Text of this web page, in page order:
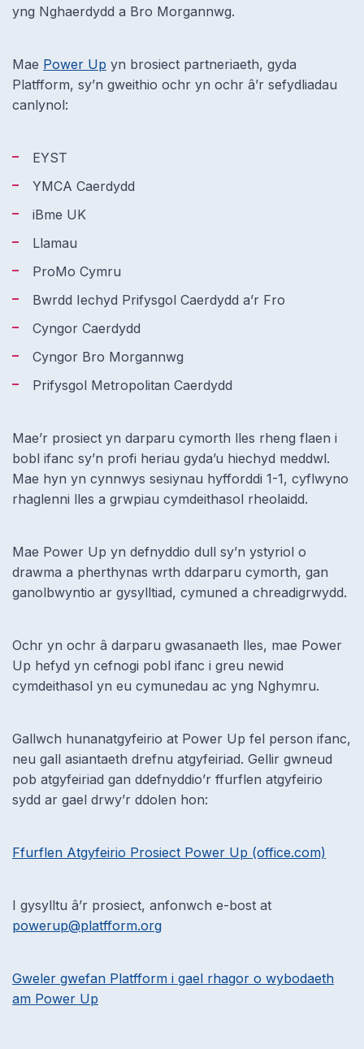
yng Nghaerdydd a Bro Morgannwg.
Mae Power Up yn brosiect partneriaeth, gyda
Platfform, sy’n gweithio ochr yn ochr â’r sefydliadau
canlynol:
EYST
YMCA Caerdydd
iBme UK
Llamau
ProMo Cymru
Bwrdd Iechyd Prifysgol Caerdydd a’r Fro
Cyngor Caerdydd
Cyngor Bro Morgannwg
Prifysgol Metropolitan Caerdydd
Mae’r prosiect yn darparu cymorth lles rheng flaen i
bobl ifanc sy’n profi heriau gyda’u hiechyd meddwl.
Mae hyn yn cynnwys sesiynau hyfforddi 1-1, cyflwyno
rhaglenni lles a grwpiau cymdeithasol rheolaidd.
Mae Power Up yn defnyddio dull sy’n ystyriol o
drawma a pherthynas wrth ddarparu cymorth, gan
ganolbwyntio ar gysylltiad, cymuned a chreadigrwydd.
Ochr yn ochr â darparu gwasanaeth lles, mae Power
Up hefyd yn cefnogi pobl ifanc i greu newid
cymdeithasol yn eu cymunedau ac yng Nghymru.
Gallwch hunanatgyfeirio at Power Up fel person ifanc,
neu gall asiantaeth drefnu atgyfeiriad. Gellir gwneud
pob atgyfeiriad gan ddefnyddio’r ffurflen atgyfeirio
sydd ar gael drwy’r ddolen hon:
Ffurflen Atgyfeirio Prosiect Power Up (office.com)
I gysylltu â’r prosiect, anfonwch e-bost at
powerup@platfform.org
Gweler gwefan Platfform i gael rhagor o wybodaeth
am Power Up